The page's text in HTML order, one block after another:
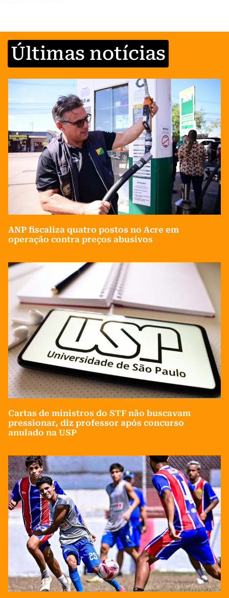
Últimas notícias
ANP fiscaliza quatro postos no Acre em
operação contra preços abusivos
Cartas de ministros do STF não buscavam
pressionar, diz professor após concurso
anulado na USP